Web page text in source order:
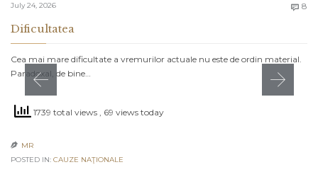
July 24, 2026  8
Dificultatea
Cea mai mare dificultate a vremurilor actuale nu este de ordin material.
Paradoxal, de bine…
1739 total views , 69 views today
 MR
POSTED IN: CAUZE NAŢIONALE